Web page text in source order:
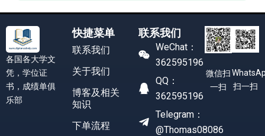
各国各大学文
凭，学位证
书，成绩单俱
乐部
快捷菜单
联系我们
关于我们
博客及相关
知识
下单流程
联系我们
WeChat：
362595196
QQ：
362595196
Telegram：
@Thomas08086
微信扫
一扫
扫一扫